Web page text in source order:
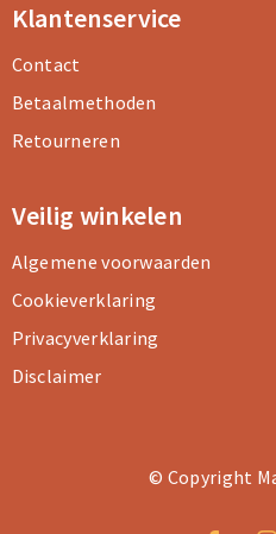
Klantenservice
Contact
Betaalmethoden
Retourneren
Veilig winkelen
Algemene voorwaarden
Cookieverklaring
Privacyverklaring
Disclaimer
© Copyright